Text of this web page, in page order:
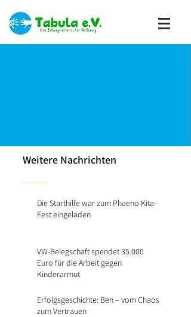
Weitere Nachrichten
Die Starthilfe war zum Phaeno Kita-
Fest eingeladen
VW-Belegschaft spendet 35.000
Euro für die Arbeit gegen
Kinderarmut
Erfolgsgeschichte: Ben – vom Chaos
zum Vertrauen